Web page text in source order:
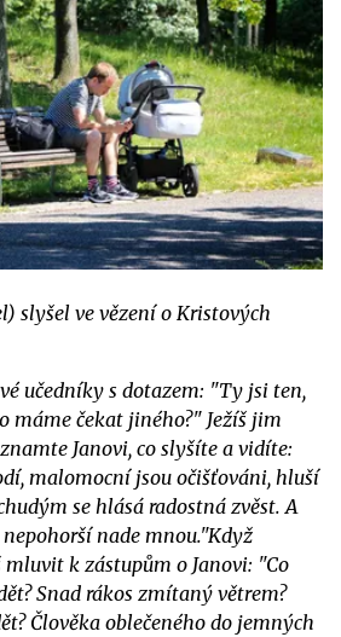
slyšel ve vězení o Kristových
učedníky s dotazem: "Ty jsi ten,
máme čekat jiného?" Ježíš jim
Janovi, co slyšíte a vidíte:
malomocní jsou očišťováni, hluší
se hlásá radostná zvěst. A
nade mnou."Když
mluvit k zástupům o Janovi: "Co
Snad rákos zmítaný větrem?
Člověka oblečeného do jemných